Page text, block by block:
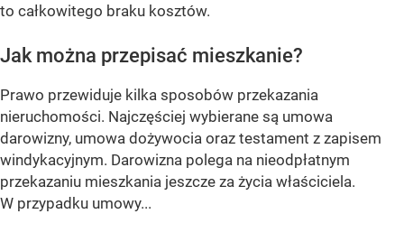
to całkowitego braku kosztów.
Jak można przepisać mieszkanie?
Prawo przewiduje kilka sposobów przekazania
nieruchomości. Najczęściej wybierane są umowa
darowizny, umowa dożywocia oraz testament z zapisem
windykacyjnym. Darowizna polega na nieodpłatnym
przekazaniu mieszkania jeszcze za życia właściciela.
W przypadku umowy...